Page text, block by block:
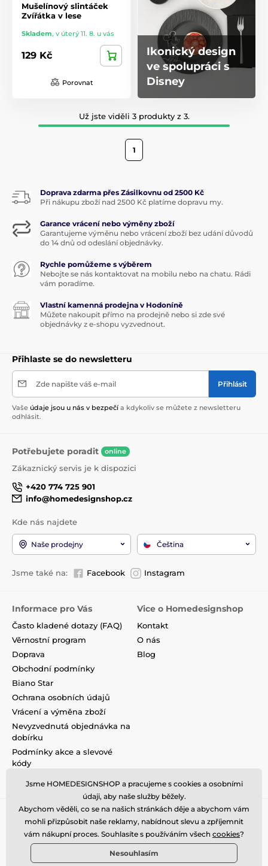
Mušelínový slintáček
Zvířátka v lese
Skladem, v úterý 11. 8. u vás
129 Kč
Porovnat
Ikonický design
ve spolupráci s
Disney
Už jste viděli 3 produkty z 3.
1
Doprava zdarma přes Zásilkovnu od 2500 Kč
Při nákupu zboží nad 2500 Kč platíme dopravu my.
Garance vrácení nebo výměny zboží
Garantujeme výměnu nebo vrácení zboží bez udání důvodů
do 14 dnů od odeslání objednávky.
Rychle pomůžeme s výběrem
Nebojte se nás kontaktovat na mobilu nebo na chatu. Rádi
vám poradíme.
Vlastní kamenná prodejna v Hodoníně
Můžete nakoupit přímo na prodejně nebo si zde své
objednávky z e-shopu vyzvednout.
Přihlaste se do newsletteru
Zde napište váš e-mail Přihlásit
Vaše údaje jsou u nás v bezpečí a kdykoliv se můžete z newsletteru
odhlásit.
Potřebujete poradit online
Zákaznický servis je k dispozici
+420 774 725 901
info@homedesignshop.cz
Kde nás najdete
Naše prodejny Čeština
Jsme také na: Facebook Instagram
Informace pro Vás
Často kladené dotazy (FAQ)
Věrnostní program
Doprava
Obchodní podmínky
Biano Star
Ochrana osobních údajů
Vrácení a výměna zboží
Nevyzvednutá objednávka na
dobírku
Podmínky akce a slevové
kódy
Vice o Homedesignshop
Kontakt
O nás
Blog
Jsme HOMEDESIGNSHOP a pracujeme s cookies a osobními
údaji, aby naše služby běžely.
Abychom věděli, co se na našich stránkách děje a abychom vám
mohli přizpůsobit naše reklamy, nabídnout slevu a zpříjemnit
vám nákupní proces. Souhlasíte s používáním všech cookies?
Nesouhlasím